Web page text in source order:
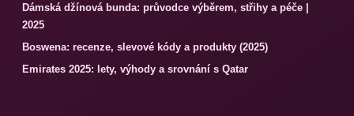
Dámská džínová bunda: průvodce výběrem, střihy a péče |
2025
Boswena: recenze, slevové kódy a produkty (2025)
Emirates 2025: lety, výhody a srovnání s Qatar